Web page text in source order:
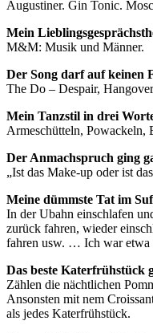
Augustiner. Gin Tonic.
Mein
M&M: Musik und Männer.
Der Song darf auf keinen
The Do – Despair,
Mein Tanzstil in drei
Armeschütteln, Powackeln,
Der Anmachspruch ging
„Ist das Make-up oder ist
Meine dümmste Tat im
In der Ubahn einschlafen
zurück fahren, wieder
fahren usw. … Ich war etwa
Das beste Katerfrühstück
Zählen die nächtlichen
Ansonsten mit nem
als jedes Katerfrühstück.